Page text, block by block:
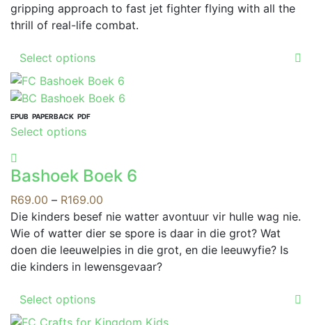
product
page
may
be
on
the
page
through
R159.00
gripping approach to fast jet fighter flying with all the
thrill of real-life combat.
Select options
has
multiple
may
be
on
the
product
page
EPUB PAPERBACK PDF
Select optionsThis
multiple
variants.
The
options
may
be
on
the
Bashoek Boek 6
R69.00 – R169.00
range:
R69.00
through
R169.00
Die kinders besef nie watter avontuur vir hulle wag nie.
Wie of watter dier se spore is daar in die grot? Wat
doen die leeuwelpies in die grot, en die leeuwyfie? Is
die kinders in lewensgevaar?
Select options